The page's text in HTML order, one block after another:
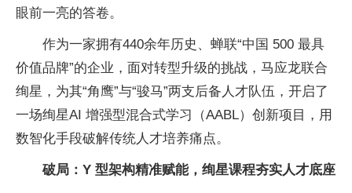
眼前一亮的答卷。
作为一家拥有440余年历史、蝉联“中国 500 最具
价值品牌”的企业，面对转型升级的挑战，马应龙联合
绚星，为其“角鹰”与“骏马”两支后备人才队伍，开启了
一场绚星AI 增强型混合式学习（AABL）创新项目，用
数智化手段破解传统人才培养痛点。
破局： Y 型架构精准赋能， 绚星课程夯实人才底座